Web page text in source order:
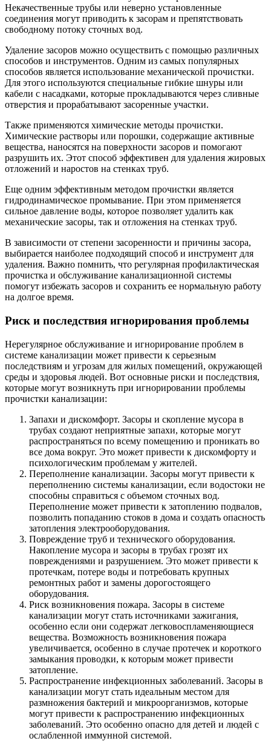
Некачественные трубы или неверно установленные
соединения могут приводить к засорам и препятствовать
свободному потоку сточных вод.
Удаление засоров можно осуществить с помощью различных
способов и инструментов. Одним из самых популярных
способов является использование механической прочистки.
Для этого используются специальные гибкие шнуры или
кабели с насадками, которые прокладываются через сливные
отверстия и прорабатывают засоренные участки.
Также применяются химические методы прочистки.
Химические растворы или порошки, содержащие активные
вещества, наносятся на поверхности засоров и помогают
разрушить их. Этот способ эффективен для удаления жировых
отложений и наростов на стенках труб.
Еще одним эффективным методом прочистки является
гидродинамическое промывание. При этом применяется
сильное давление воды, которое позволяет удалить как
механические засоры, так и отложения на стенках труб.
В зависимости от степени засоренности и причины засора,
выбирается наиболее подходящий способ и инструмент для
удаления. Важно помнить, что регулярная профилактическая
прочистка и обслуживание канализационной системы
помогут избежать засоров и сохранить ее нормальную работу
на долгое время.
Риск и последствия игнорирования проблемы
Нерегулярное обслуживание и игнорирование проблем в
системе канализации может привести к серьезным
последствиям и угрозам для жилых помещений, окружающей
среды и здоровья людей. Вот основные риски и последствия,
которые могут возникнуть при игнорировании проблемы
прочистки канализации:
Запахи и дискомфорт. Засоры и скопление мусора в
трубах создают неприятные запахи, которые могут
распространяться по всему помещению и проникать во
все дома вокруг. Это может привести к дискомфорту и
психологическим проблемам у жителей.
Переполнение канализации. Засоры могут привести к
переполнению системы канализации, если водостоки не
способны справиться с объемом сточных вод.
Переполнение может привести к затоплению подвалов,
позволить попаданию стоков в дома и создать опасность
затопления электрооборудования.
Повреждение труб и технического оборудования.
Накопление мусора и засоры в трубах грозят их
повреждениями и разрушением. Это может привести к
протечкам, потере воды и потребовать крупных
ремонтных работ и замены дорогостоящего
оборудования.
Риск возникновения пожара. Засоры в системе
канализации могут стать источниками зажигания,
особенно если они содержат легковоспламеняющиеся
вещества. Возможность возникновения пожара
увеличивается, особенно в случае протечек и короткого
замыкания проводки, к которым может привести
затопление.
Распространение инфекционных заболеваний. Засоры в
канализации могут стать идеальным местом для
размножения бактерий и микроорганизмов, которые
могут привести к распространению инфекционных
заболеваний. Это особенно опасно для детей и людей с
ослабленной иммунной системой.